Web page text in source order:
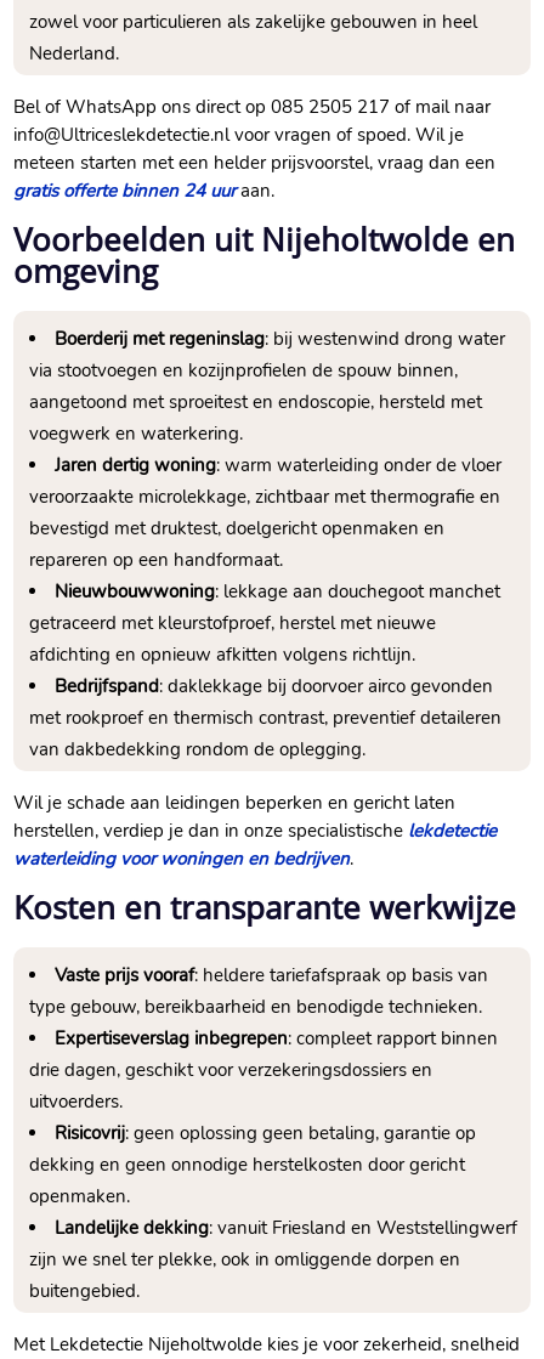
zowel voor particulieren als zakelijke gebouwen in heel
Nederland.
Bel of WhatsApp ons direct op 085 2505 217 of mail naar
info@Ultriceslekdetectie.nl voor vragen of spoed. Wil je
meteen starten met een helder prijsvoorstel, vraag dan een
gratis offerte binnen 24 uuraan.
Voorbeelden uit Nijeholtwolde en
omgeving
Boerderij met regeninslag: bij westenwind drong water
via stootvoegen en kozijnprofielen de spouw binnen,
aangetoond met sproeitest en endoscopie, hersteld met
voegwerk en waterkering.
Jaren dertig woning: warm waterleiding onder de vloer
veroorzaakte microlekkage, zichtbaar met thermografie en
bevestigd met druktest, doelgericht openmaken en
repareren op een handformaat.
Nieuwbouwwoning: lekkage aan douchegoot manchet
getraceerd met kleurstofproef, herstel met nieuwe
afdichting en opnieuw afkitten volgens richtlijn.
Bedrijfspand: daklekkage bij doorvoer airco gevonden
met rookproef en thermisch contrast, preventief detaileren
van dakbedekking rondom de oplegging.
Wil je schade aan leidingen beperken en gericht laten
herstellen, verdiep je dan in onze specialistische lekdetectie
waterleiding voor woningen en bedrijven.
Kosten en transparante werkwijze
Vaste prijs vooraf: heldere tariefafspraak op basis van
type gebouw, bereikbaarheid en benodigde technieken.
Expertiseverslag inbegrepen: compleet rapport binnen
drie dagen, geschikt voor verzekeringsdossiers en
uitvoerders.
Risicovrij: geen oplossing geen betaling, garantie op
dekking en geen onnodige herstelkosten door gericht
openmaken.
Landelijke dekking: vanuit Friesland en Weststellingwerf
zijn we snel ter plekke, ook in omliggende dorpen en
buitengebied.
Met Lekdetectie Nijeholtwolde kies je voor zekerheid, snelheid